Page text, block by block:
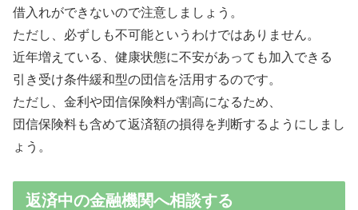
借入れができないので注意しましょう。
ただし、必ずしも不可能というわけではありません。
近年増えている、健康状態に不安があっても加入できる
引き受け条件緩和型の団信を活用するのです。
ただし、金利や団信保険料が割高になるため、
団信保険料も含めて返済額の損得を判断するようにしまし
ょう。
返済中の金融機関へ相談する